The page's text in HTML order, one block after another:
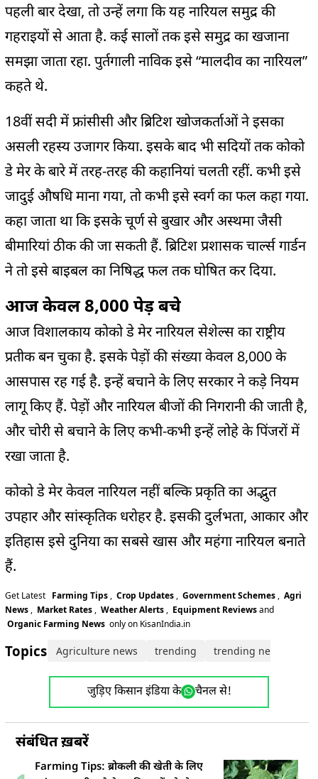
पहली बार देखा, तो उन्हें लगा कि यह नारियल समुद्र की
गहराइयों से आता है. कई सालों तक इसे समुद्र का खजाना
समझा जाता रहा. पुर्तगाली नाविक इसे “मालदीव का नारियल”
कहते थे.
18वीं सदी में फ्रांसीसी और ब्रिटिश खोजकर्ताओं ने इसका
असली रहस्य उजागर किया. इसके बाद भी सदियों तक कोको
डे मेर के बारे में तरह-तरह की कहानियां चलती रहीं. कभी इसे
जादुई औषधि माना गया, तो कभी इसे स्वर्ग का फल कहा गया.
कहा जाता था कि इसके चूर्ण से बुखार और अस्थमा जैसी
बीमारियां ठीक की जा सकती हैं. ब्रिटिश प्रशासक चार्ल्स गार्डन
ने तो इसे बाइबल का निषिद्ध फल तक घोषित कर दिया.
आज केवल 8,000 पेड़ बचे
आज विशालकाय कोको डे मेर नारियल सेशेल्स का राष्ट्रीय
प्रतीक बन चुका है. इसके पेड़ों की संख्या केवल 8,000 के
आसपास रह गई है. इन्हें बचाने के लिए सरकार ने कड़े नियम
लागू किए हैं. पेड़ों और नारियल बीजों की निगरानी की जाती है,
और चोरी से बचाने के लिए कभी-कभी इन्हें लोहे के पिंजरों में
रखा जाता है.
कोको डे मेर केवल नारियल नहीं बल्कि प्रकृति का अद्भुत
उपहार और सांस्कृतिक धरोहर है. इसकी दुर्लभता, आकार और
इतिहास इसे दुनिया का सबसे खास और महंगा नारियल बनाते
हैं.
Get Latest Farming Tips , Crop Updates , Government Schemes , Agri
News , Market Rates , Weather Alerts , Equipment Reviewsand
Organic Farming News only on KisanIndia.in
Topics: Agriculture news trending trending news
जुड़िए किसान इंडिया के चैनल से!
संबंधित ख़बरें
Farming Tips: ब्रोकली की खेती के लिए